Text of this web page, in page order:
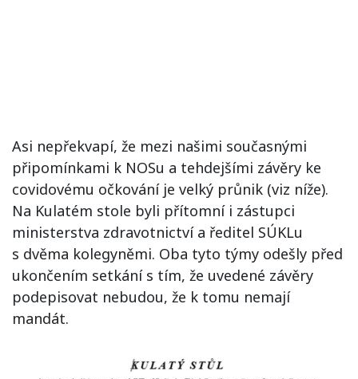
Asi nepřekvapí, že mezi našimi současnými
připomínkami k NOSu a tehdejšími závěry ke
covidovému očkování je velký průnik (viz níže).
Na Kulatém stole byli přítomní i zástupci
ministerstva zdravotnictví a ředitel SÚKLu
s dvěma kolegyněmi. Oba tyto týmy odešly před
ukončením setkání s tím, že uvedené závěry
podepisovat nebudou, že k tomu nemají
mandát.